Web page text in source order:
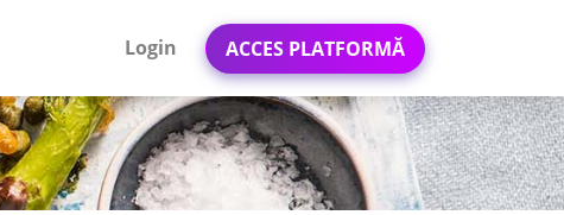
Login ACCES PLATFORMĂ